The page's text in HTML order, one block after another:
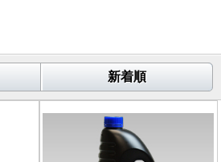
新着順